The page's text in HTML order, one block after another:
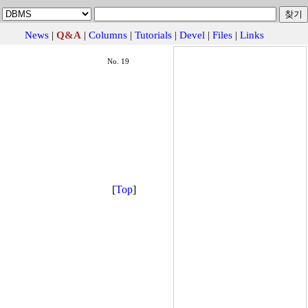
News | Q&A | Columns | Tutorials | Devel | Files | Links
No. 19
[Top]